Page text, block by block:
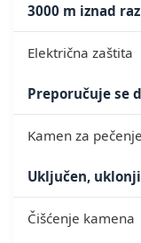
3000 m iznad
Električna zaštita
Preporučuje se
Kamen za pečenje
Uključen,
Čišćenje kamena